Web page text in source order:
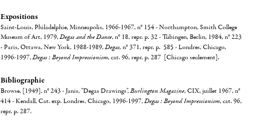
Expositions
Saint-Louis, Philadelphie, Minneapolis, 1966-1967, n° 154 - Northampton, Smith College
Museum of Art, 1979,Degas and the Dance, n° 18, repr. p. 32 - Tübingen, Berlin, 1984, n° 223
- Paris, Ottawa, New York, 1988-1989,Degas, n° 371, repr. p. 585 - Londres, Chicago,
1996-1997,Degas : Beyond Impressionism, cat. 96, repr. p. 287 [Chicago seulement].
Bibliographie
Browse, [1949], n° 243 - Janis, "Degas Drawings",Burlington Magazine, CIX, juillet 1967, n°
414 - Kendall, Cat. exp. Londres, Chicago, 1996-1997,Degas : Beyond Impressionism, cat. 96,
repr. p. 287.